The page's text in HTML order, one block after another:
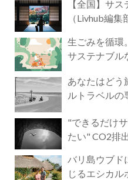
【全国】サ
（Livhub編集
生ごみを循環
サステナブル
あなたはどう旅する？ ｜
ルトラベルの
"できるだけ
たい" CO2排
バリ島ウブド
じるエシカル